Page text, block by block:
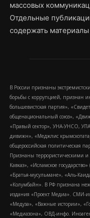
массовых
Отдельные
содержать материалы
В России признаны
борьбы с коррупцией, признан
большевистская партия»,
общенациональный союз»,
«Правый сектор», УНА-УНСО,
дивижн», «Меджлис
общероссийская политическая
Признаны террористическими
Кавказ», «Исламское
«Братья-мусульмане», «Аль-
«Колумбайн». В РФ признана
издания «Проект Медиа». СМИ-
«Медуза», «Важные истории»,
«Медиазона», ОВД-инфо.